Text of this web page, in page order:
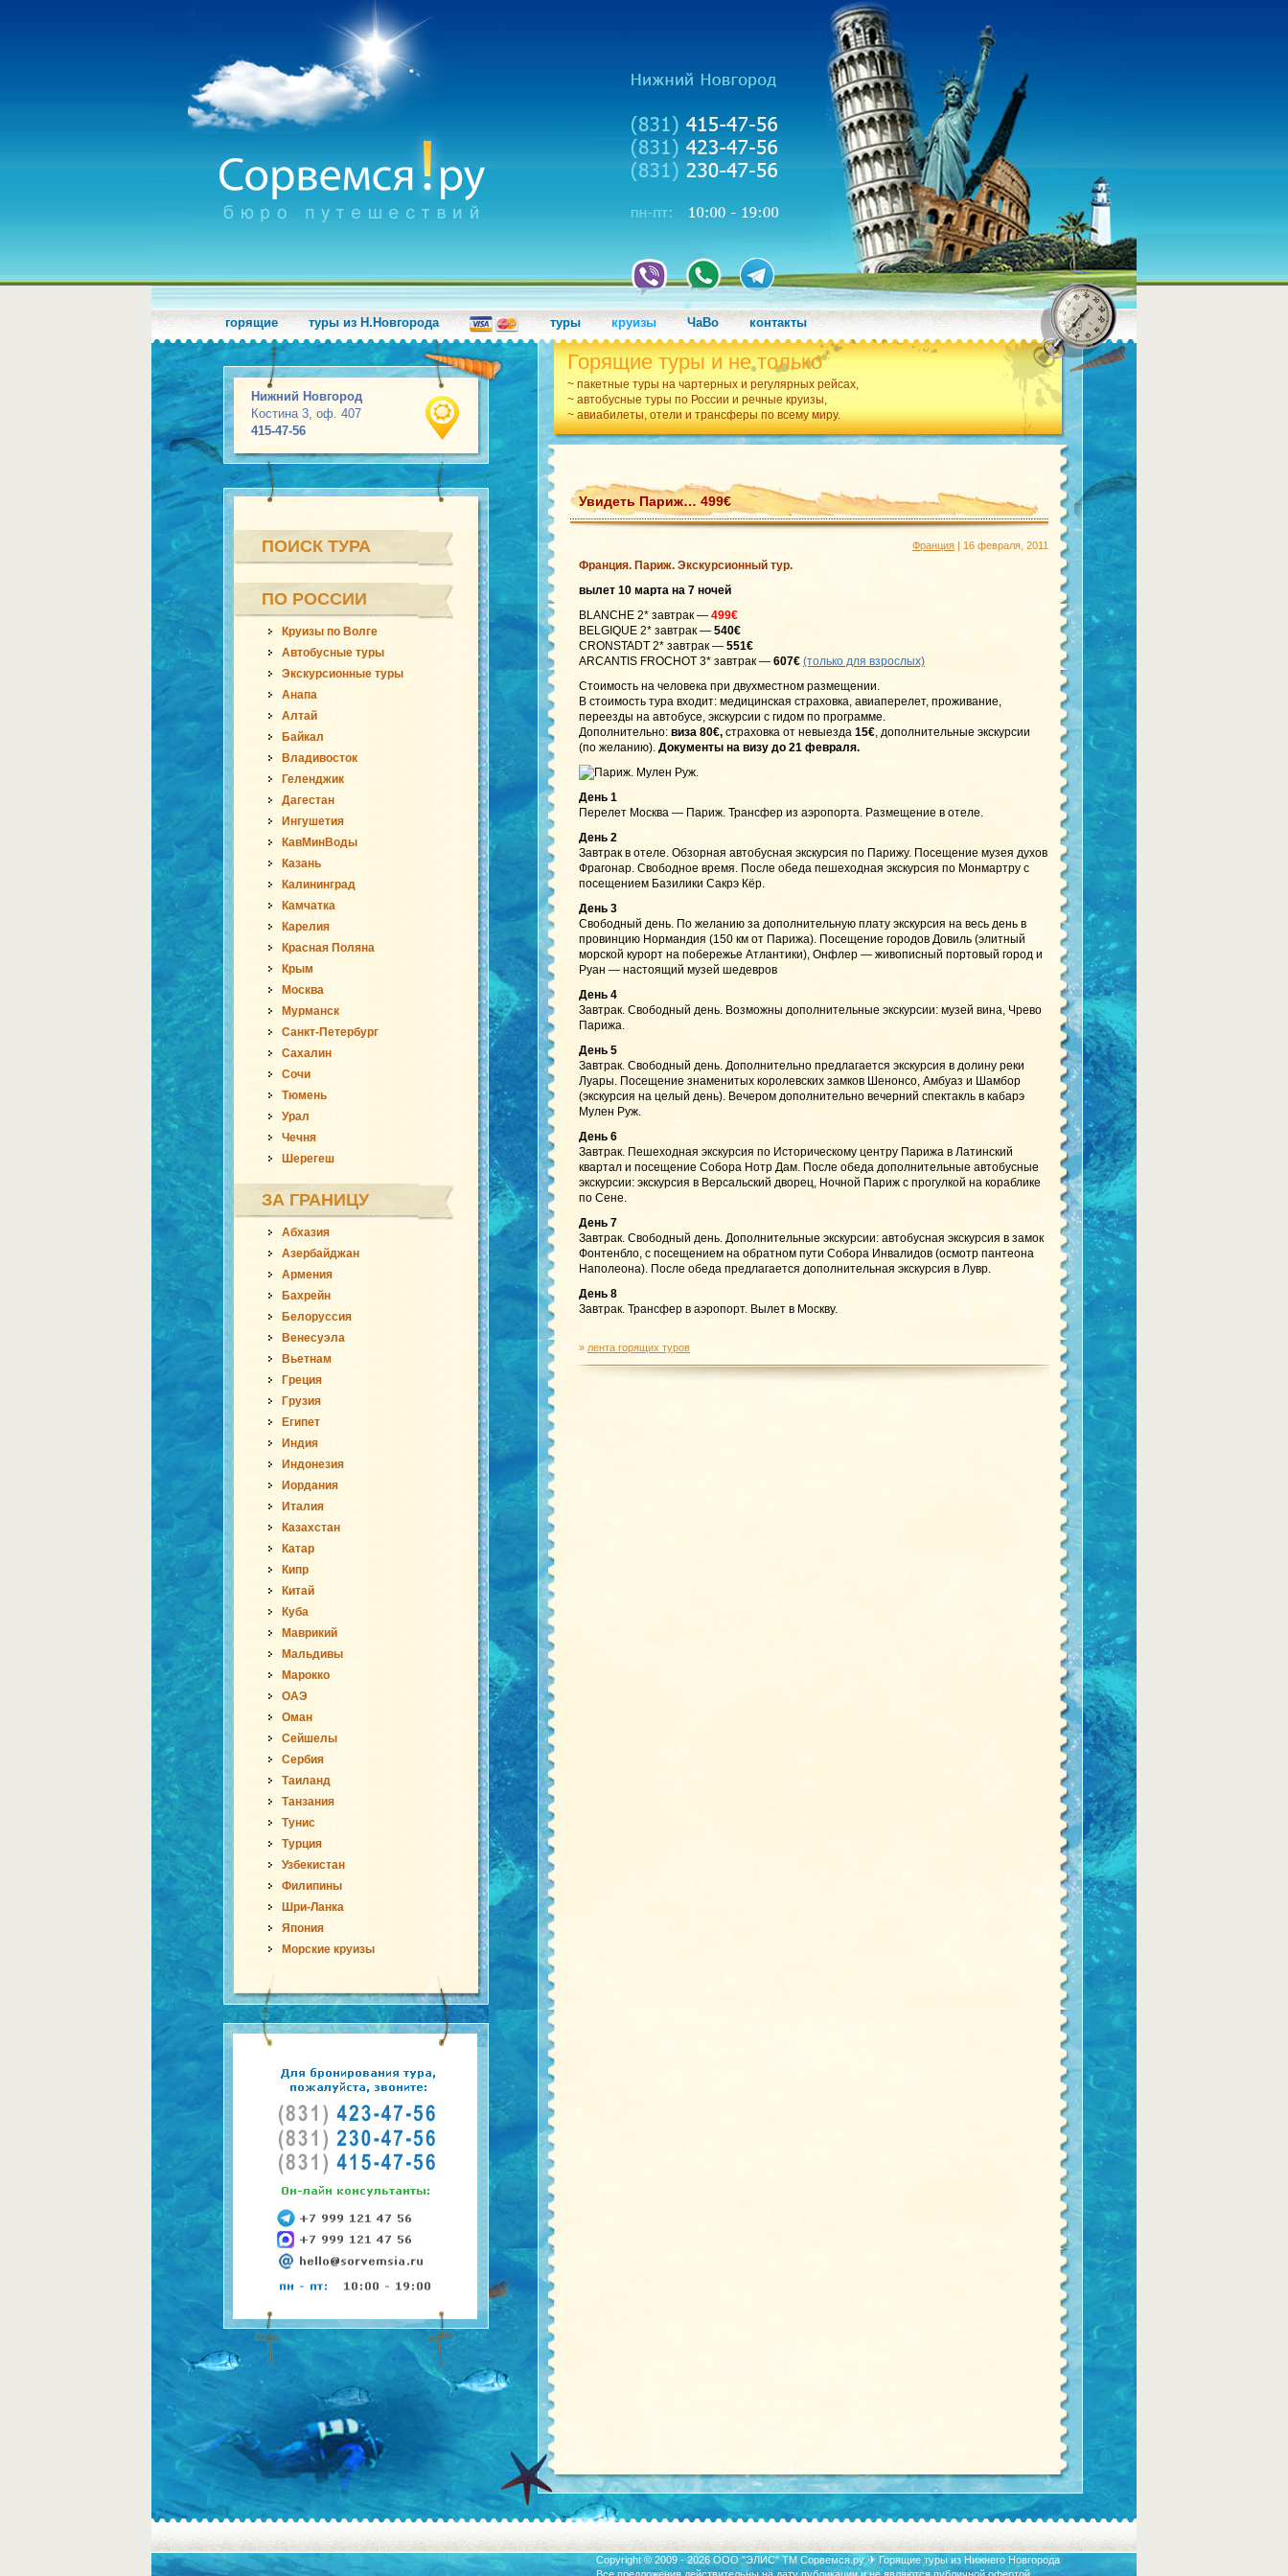
горящие туры из Н.Новгорода туры круизы ЧаВо контакты
Нижний Новгород
Костина 3, оф. 407
415-47-56
Горящие туры и не только
~ пакетные туры на чартерных и регулярных рейсах,
~ автобусные туры по России и речные круизы,
~ авиабилеты, отели и трансферы по всему миру.
ПОИСК ТУРА
ПО РОССИИ
Круизы по Волге
Автобусные туры
Экскурсионные туры
Анапа
Алтай
Байкал
Владивосток
Геленджик
Дагестан
Ингушетия
КавМинВоды
Казань
Калининград
Камчатка
Карелия
Красная Поляна
Крым
Москва
Мурманск
Санкт-Петербург
Сахалин
Сочи
Тюмень
Урал
Чечня
Шерегеш
ЗА ГРАНИЦУ
Абхазия
Азербайджан
Армения
Бахрейн
Белоруссия
Венесуэла
Вьетнам
Греция
Грузия
Египет
Индия
Индонезия
Иордания
Италия
Казахстан
Катар
Кипр
Китай
Куба
Маврикий
Мальдивы
Марокко
ОАЭ
Оман
Сейшелы
Сербия
Таиланд
Танзания
Тунис
Турция
Узбекистан
Филипины
Шри-Ланка
Япония
Морские круизы
Увидеть Париж… 499€
Франция | 16 февраля, 2011
Франция. Париж. Экскурсионный тур.
вылет 10 марта на 7 ночей
BLANCHE 2* завтрак — 499€
BELGIQUE 2* завтрак — 540€
CRONSTADT 2* завтрак — 551€
ARCANTIS FROCHOT 3* завтрак — 607€ (только для взрослых)
Стоимость на человека при двухместном размещении.
В стоимость тура входит: медицинская страховка, авиаперелет, проживание,
переезды на автобусе, экскурсии с гидом по программе.
Дополнительно: виза 80€, страховка от невыезда 15€, дополнительные экскурсии
(по желанию). Документы на визу до 21 февраля.
День 1
Перелет Москва — Париж. Трансфер из аэропорта. Размещение в отеле.
День 2
Завтрак в отеле. Обзорная автобусная экскурсия по Парижу. Посещение музея духов
Фрагонар. Свободное время. После обеда пешеходная экскурсия по Монмартру с
посещением Базилики Сакрэ Кёр.
День 3
Свободный день. По желанию за дополнительную плату экскурсия на весь день в
провинцию Нормандия (150 км от Парижа). Посещение городов Довиль (элитный
морской курорт на побережье Атлантики), Онфлер — живописный портовый город и
Руан — настоящий музей шедевров
День 4
Завтрак. Свободный день. Возможны дополнительные экскурсии: музей вина, Чрево
Парижа.
День 5
Завтрак. Свободный день. Дополнительно предлагается экскурсия в долину реки
Луары. Посещение знаменитых королевских замков Шенонсо, Амбуаз и Шамбор
(экскурсия на целый день). Вечером дополнительно вечерний спектакль в кабарэ
Мулен Руж.
День 6
Завтрак. Пешеходная экскурсия по Историческому центру Парижа в Латинский
квартал и посещение Собора Нотр Дам. После обеда дополнительные автобусные
экскурсии: экскурсия в Версальский дворец, Ночной Париж с прогулкой на кораблике
по Сене.
День 7
Завтрак. Свободный день. Дополнительные экскурсии: автобусная экскурсия в замок
Фонтенбло, с посещением на обратном пути Собора Инвалидов (осмотр пантеона
Наполеона). После обеда предлагается дополнительная экскурсия в Лувр.
День 8
Завтрак. Трансфер в аэропорт. Вылет в Москву.
» лента горящих туров
Copyright © 2009 - 2026 ООО "ЭЛИС" ТМ Сорвемся.ру ✈ Горящие туры из Нижнего Новгорода